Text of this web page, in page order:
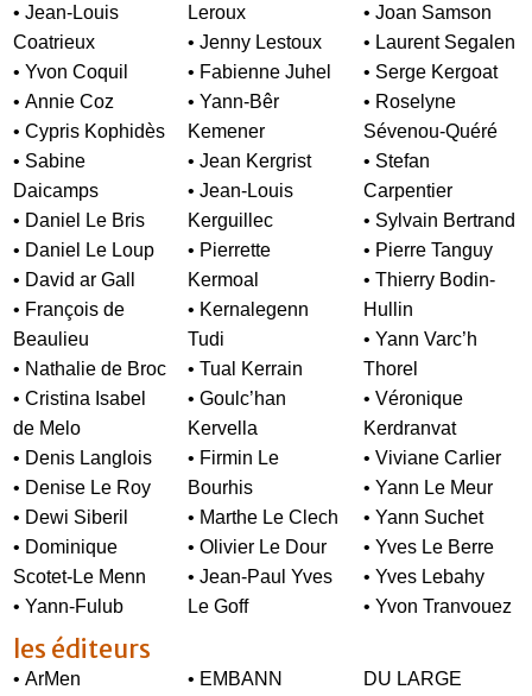
• Jean-Louis
Coatrieux
• Yvon Coquil
• Annie Coz
• Cypris Kophidès
• Sabine
Daicamps
• Daniel Le Bris
• Daniel Le Loup
• David ar Gall
• François de
Beaulieu
• Nathalie de Broc
• Cristina Isabel
de Melo
• Denis Langlois
• Denise Le Roy
• Dewi Siberil
• Dominique
Scotet-Le Menn
• Yann-Fulub
Leroux
• Jenny Lestoux
• Fabienne Juhel
• Yann-Bêr
Kemener
• Jean Kergrist
• Jean-Louis
Kerguillec
• Pierrette
Kermoal
• Kernalegenn
Tudi
• Tual Kerrain
• Goulc’han
Kervella
• Firmin Le
Bourhis
• Marthe Le Clech
• Olivier Le Dour
• Jean-Paul Yves
Le Goff
• Joan Samson
• Laurent Segalen
• Serge Kergoat
• Roselyne
Sévenou-Quéré
• Stefan
Carpentier
• Sylvain Bertrand
• Pierre Tanguy
• Thierry Bodin-
Hullin
• Yann Varc’h
Thorel
• Véronique
Kerdranvat
• Viviane Carlier
• Yann Le Meur
• Yann Suchet
• Yves Le Berre
• Yves Lebahy
• Yvon Tranvouez
les éditeurs
• ArMen
• EMBANN
DU LARGE